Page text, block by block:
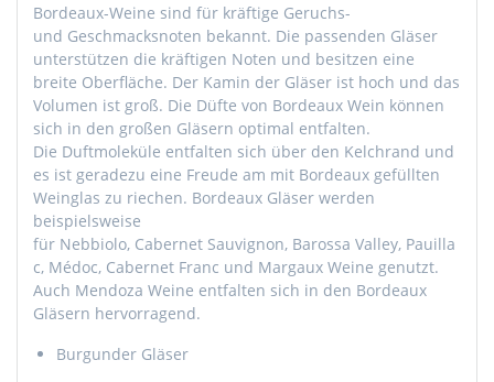
Bordeaux-Weine sind für kräftige Geruchs-
und Geschmacksnoten bekannt. Die passenden Gläser
unterstützen die kräftigen Noten und besitzen eine
breite Oberfläche. Der Kamin der Gläser ist hoch und das
Volumen ist groß. Die Düfte von Bordeaux Wein können
sich in den großen Gläsern optimal entfalten.
Die Duftmoleküle entfalten sich über den Kelchrand und
es ist geradezu eine Freude am mit Bordeaux gefüllten
Weinglas zu riechen. Bordeaux Gläser werden
beispielsweise
für Nebbiolo, Cabernet Sauvignon, Barossa Valley, Pauilla
c, Médoc, Cabernet Franc und Margaux Weine genutzt.
Auch Mendoza Weine entfalten sich in den Bordeaux
Gläsern hervorragend.
Burgunder Gläser